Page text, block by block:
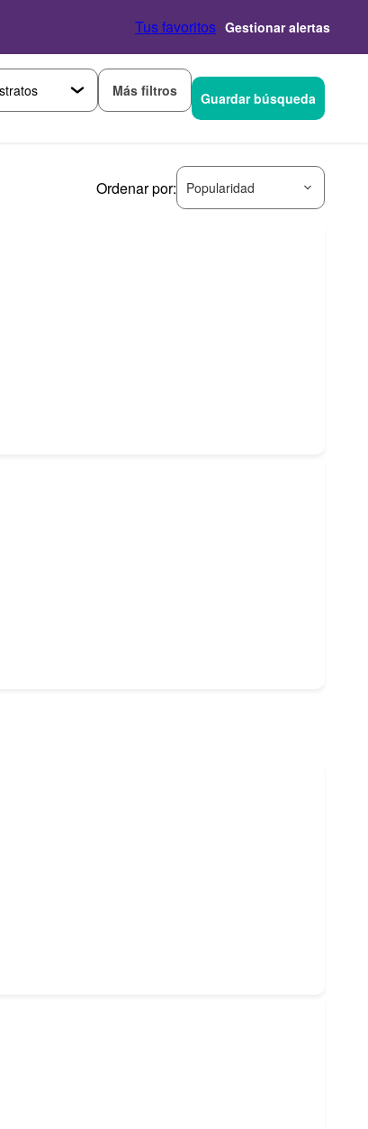
Tus favoritos Gestionar alertas
Más filtros Guardar búsqueda
Ordenar por: Popularidad